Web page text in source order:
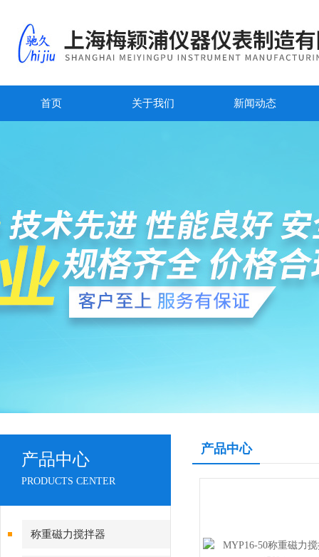
首页 关于我们 新闻动态
产品中心
PRODUCTS CENTER
称重磁力搅拌器
产品中心